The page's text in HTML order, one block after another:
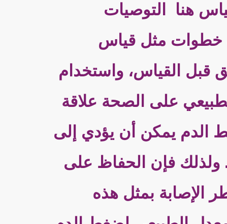
هنا التوصيات
خطوات مثل قياس
قبل القياس، واستخدام
على الصحة علاقة
الدم يمكن أن يؤدي إلى
ولذلك فإن الحفاظ على
الإصابة بمثل هذه